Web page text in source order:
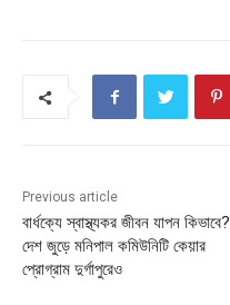
Previous article
বার্ধক্যে স্বাস্থ্যকর জীবন যাপন কিভাবে?
দেশ জুড়ে মনিপাল কমিউনিটি কেয়ার
প্রোগ্রাম দুর্গাপুরেও